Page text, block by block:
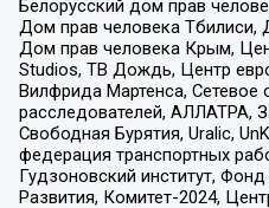
Белорусский дом прав
Дом прав человека Тбилиси,
Дом прав человека Крым,
Studios, ТВ Дождь, Центр
Вилфрида Мартенса, Сетевое
расследователей, АЛЛАТРА,
Свободная Бурятия, Uralic,
федерация транспортных
Гудзоновский институт,
Развития, Комитет-2024,